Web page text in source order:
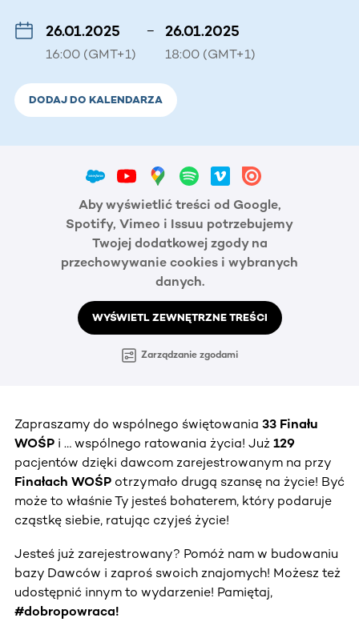
26.01.2025
16:00 (GMT+1)
– 26.01.2025
18:00 (GMT+1)
DODAJ DO KALENDARZA
Aby wyświetlić treści od Google,
Spotify, Vimeo i Issuu potrzebujemy
Twojej dodatkowej zgody na
przechowywanie cookies i wybranych
danych.
WYŚWIETL ZEWNĘTRZNE TREŚCI
Zarządzanie zgodami
Zapraszamy do wspólnego świętowania 33 Finału
WOŚP i … wspólnego ratowania życia! Już 129
pacjentów dzięki dawcom zarejestrowanym na przy
Finałach WOŚP otrzymało drugą szansę na życie! Być
może to właśnie Ty jesteś bohaterem, który podaruje
cząstkę siebie, ratując czyjeś życie!
Jesteś już zarejestrowany? Pomóż nam w budowaniu
bazy Dawców i zaproś swoich znajomych! Możesz też
udostępnić innym to wydarzenie! Pamiętaj,
#dobropowraca!